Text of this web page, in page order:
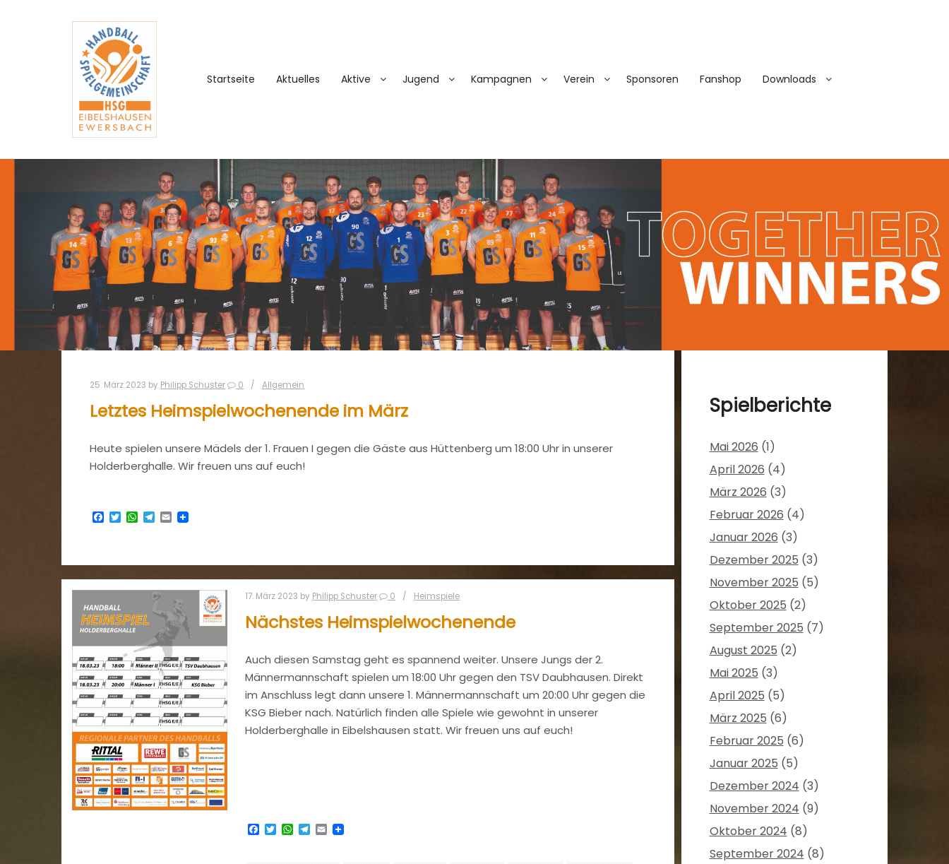
Startseite Aktuelles Aktive Jugend Kampagnen Verein Sponsoren Fanshop Downloads
25. März 2023 by Philipp Schuster 0 Allgemein
Letztes Heimspielwochenende im März
Heute spielen unsere Mädels der 1. Frauen I gegen die Gäste aus Hüttenberg um 18:00 Uhr in unserer
Holderberghalle. Wir freuen uns auf euch!
Facebook
TwitterWhatsApp
Telegram
Email
17. März 2023 by Philipp Schuster 0 Heimspiele
Nächstes Heimspielwochenende
Auch diesen Samstag geht es spannend weiter. Unsere Jungs der 2.
Männermannschaft spielen um 18:00 Uhr gegen den TSV Daubhausen. Direkt
im Anschluss legt dann unsere 1. Männermannschaft um 20:00 Uhr gegen die
KSG Bieber nach. Natürlich finden alle Spiele wie gewohnt in unserer
Holderberghalle in Eibelshausen statt. Wir freuen uns auf euch!
Facebook
TwitterWhatsApp
Telegram
Email
Spielberichte
Mai 2026 (1)
April 2026 (4)
März 2026 (3)
Februar 2026 (4)
Januar 2026 (3)
Dezember 2025 (3)
November 2025 (5)
Oktober 2025 (2)
September 2025 (7)
August 2025 (2)
Mai 2025 (3)
April 2025 (5)
März 2025 (6)
Februar 2025 (6)
Januar 2025 (5)
Dezember 2024 (3)
November 2024 (9)
Oktober 2024 (8)
September 2024 (8)